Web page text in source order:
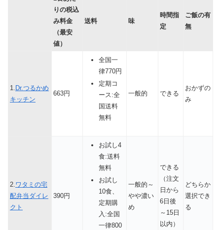
りの税込
み料金
（最安
値）
送料 味
時間指
定
ご飯の有
無
1. Dr.つるかめ
キッチン
663円
全国一
律770円
定期コ
ース:全
国送料
無料
一般的 できる
おかずの
み
2.ワタミの宅
配弁当ダイレ
クト
390円
お試し4
食:送料
無料
お試し
10食、
定期購
入:全国
一律800
一般的～
やや濃い
め
できる
（注文
日から
6日後
～15日
以内）
どちらか
選択でき
る